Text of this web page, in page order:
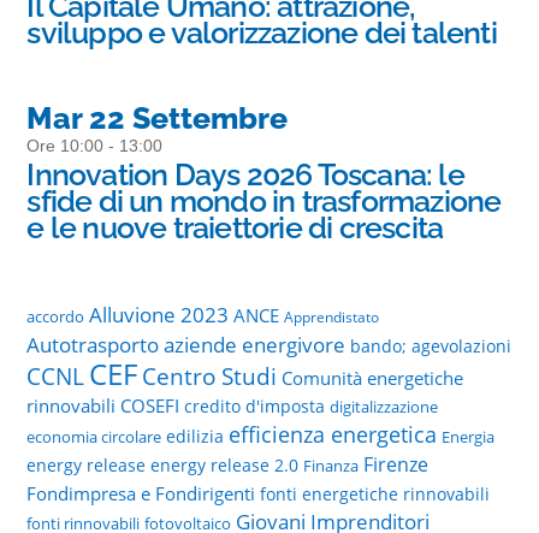
sviluppo e valorizzazione dei talenti
Mar 22 Settembre
Ore 10:00 - 13:00
Innovation Days 2026 Toscana: le
sfide di un mondo in trasformazione
e le nuove traiettorie di crescita
accordo Alluvione 2023 ANCE Apprendistato
Autotrasportoaziende energivore bando; agevolazioni
CCNLCEF Centro Studi Comunità energetiche
rinnovabili COSEFI credito d'imposta digitalizzazione
economia circolare edilizia efficienza energetica Energia
energy release energy release 2.0 Finanza Firenze
Fondimpresa e Fondirigenti fonti energetiche rinnovabili
fonti rinnovabili fotovoltaico Giovani Imprenditori